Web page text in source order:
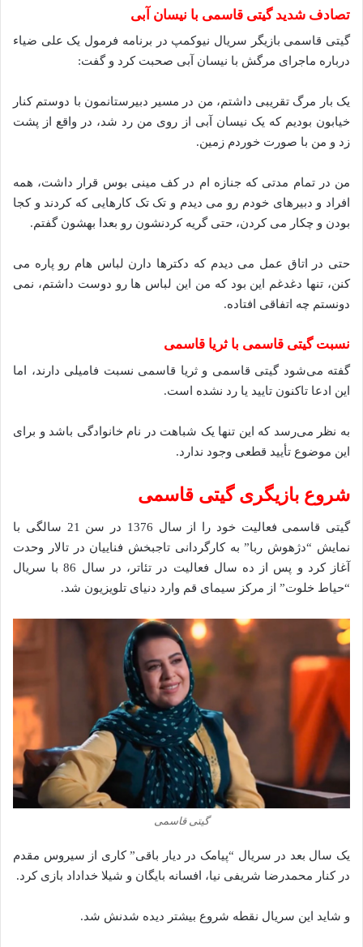
تصادف شدید گیتی قاسمی با نیسان آبی
گیتی قاسمی بازیگر سریال نیوکمپ در برنامه فرمول یک علی ضیاء
درباره ماجرای مرگش با نیسان آبی صحبت کرد و گفت:
یک بار مرگ تقریبی داشتم، من در مسیر دبیرستانمون با دوستم کنار
خیابون بودیم که یک نیسان آبی از روی من رد شد، در واقع از پشت
زد و من با صورت خوردم زمین.
من در تمام مدتی که جنازه ام در کف مینی بوس قرار داشت، همه
افراد و دبیرهای خودم رو می دیدم و تک تک کارهایی که کردند و کجا
بودن و چکار می کردن، حتی گریه کردنشون رو بعدا بهشون گفتم.
حتی در اتاق عمل می دیدم که دکترها دارن لباس هام رو پاره می
کنن، تنها دغدغم این بود که من این لباس ها رو دوست داشتم، نمی
دونستم چه اتفاقی افتاده‌.
نسبت گیتی قاسمی با ثریا قاسمی
گفته می‌شود گیتی قاسمی و ثریا قاسمی نسبت فامیلی دارند، اما
این ادعا تاکنون تایید یا رد نشده‌ است.
به نظر می‌رسد که این تنها یک شباهت در نام خانوادگی باشد و برای
این موضوع تأیید قطعی وجود ندارد.
شروع بازیگری گیتی قاسمی
گیتی قاسمی فعالیت خود را از سال 1376 در سن 21 سالگی با
نمایش “دژهوش ربا” به کارگردانی تاجبخش فناییان در تالار وحدت
آغاز کرد و پس از ده سال فعالیت در تئاتر، در سال 86 با سریال
“حیاط خلوت” از مرکز سیمای قم وارد دنیای تلویزیون شد.
گیتی قاسمی
یک سال بعد در سریال “پیامک در دیار باقی” کاری از سیروس مقدم
در کنار محمدرضا شریفی نیا، افسانه بایگان و شیلا خداداد بازی کرد.
و شاید این سریال نقطه شروع بیشتر دیده‌ شدنش شد.